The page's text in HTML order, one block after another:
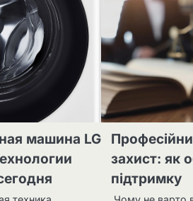
машина LG
захист: як
підтримку